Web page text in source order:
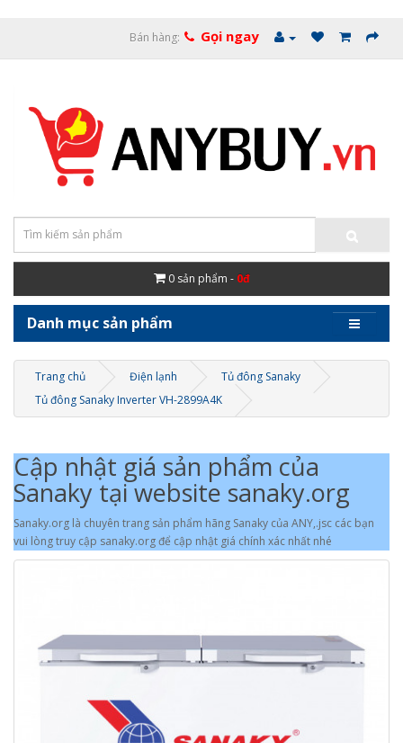
Bán hàng: Gọi ngay
0 sản phẩm - 0đ
Danh mục sản phẩm
Trang chủ Điện lạnh
Tủ đông Sanaky
Tủ đông Sanaky Inverter VH-2899A4K
Cập nhật giá sản phẩm của
Sanaky tại website sanaky.org
Sanaky.org là chuyên trang sản phẩm hãng Sanaky của ANY,.jsc các bạn
vui lòng truy cập sanaky.org để cập nhật giá chính xác nhất nhé